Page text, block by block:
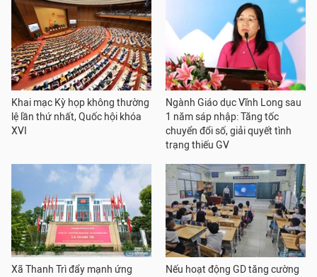
Khai mạc Kỳ họp không thường
lệ lần thứ nhất, Quốc hội khóa
XVI
Ngành Giáo dục Vĩnh Long sau
1 năm sáp nhập: Tăng tốc
chuyển đổi số, giải quyết tình
trạng thiếu GV
Xã Thanh Trì đẩy mạnh ứng
Nếu hoạt động GD tăng cường